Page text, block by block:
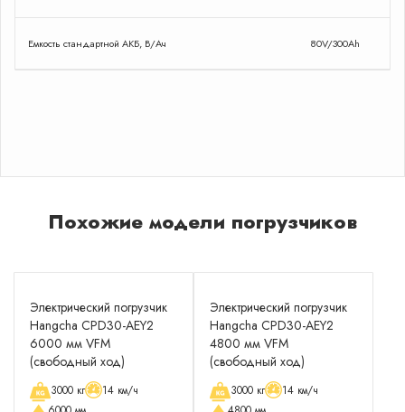
Емкость стандартной АКБ, В/Ач 80V/300Ah
Похожие модели погрузчиков
Электрический погрузчик
Hangcha CPD30-AEY2
6000 мм VFM
(свободный ход)
3000 кг
14 км/ч
Электрический погрузчик
Hangcha CPD30-AEY2
4800 мм VFM
(свободный ход)
3000 кг
14 км/ч